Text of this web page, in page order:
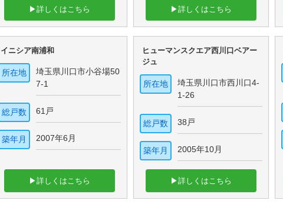
▶詳しくはこちら ▶詳しくはこちら
イニシア南浦和
所在地
埼玉県川口市小谷場50
7-1
総戸数 61戸
築年月 2007年6月
▶詳しくはこちら
ヒューマンスクエア西川口ベアー
ジュ
所在地
埼玉県川口市西川口4-
1-26
総戸数 38戸
築年月 2005年10月
▶詳しくはこちら